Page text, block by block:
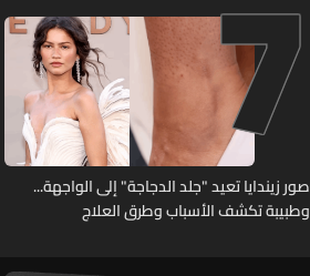
7
صور زيندايا تعيد "جلد الدجاجة" إلى الواجهة...
وطبيبة تكشف الأسباب وطرق العلاج